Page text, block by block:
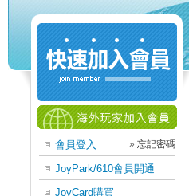
會員登入 » 忘記密碼
JoyPark/610會員開通
JoyCard購買